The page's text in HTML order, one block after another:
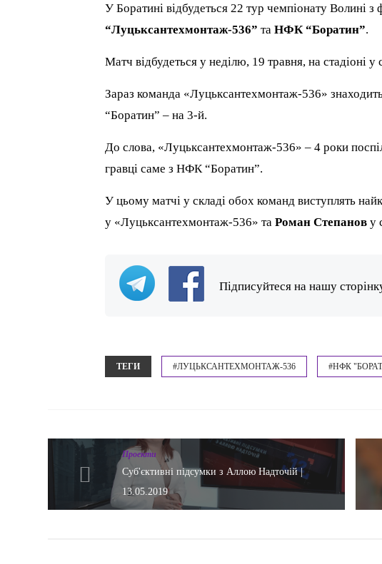
У Боратині відбудеться 22 тур чемпіонату Волині з
“Луцьксантехмонтаж-536” таНФК “Боратин”.
Матч відбудеться у неділю, 19 травня, на стадіоні
Зараз команда «Луцьксантехмонтаж-536»
“Боратин” – на 3-й.
До слова, «Луцьксантехмонтаж-536» – 4 роки
гравці саме з НФК “Боратин”.
У цьому матчі у складі обох команд виступлять
у «Луцьксантехмонтаж-536» таРоман Степанов у
Підписуйтеся на нашу
ТЕГИ #ЛУЦЬКСАНТЕХМОНТАЖ-536 #НФК
Проекти
Суб'єктивні підсумки з Аллою Надточій |
13.05.2019